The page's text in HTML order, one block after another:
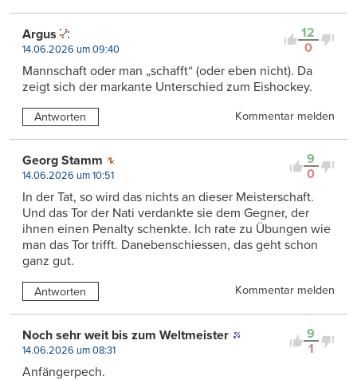
12
0
Argus
14.06.2026 um 09:40
Mannschaft oder man „schafft“ (oder eben nicht). Da
zeigt sich der markante Unterschied zum Eishockey.
Antworten Kommentar melden
9
0
Georg Stamm
14.06.2026 um 10:51
In der Tat, so wird das nichts an dieser Meisterschaft.
Und das Tor der Nati verdankte sie dem Gegner, der
ihnen einen Penalty schenkte. Ich rate zu Übungen wie
man das Tor trifft. Danebenschiessen, das geht schon
ganz gut.
Antworten Kommentar melden
9
1
Noch sehr weit bis zum Weltmeister
14.06.2026 um 08:31
Anfängerpech.